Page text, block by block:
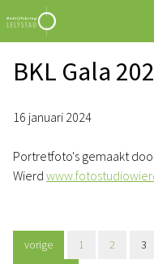
BKL Gala
16 januari 2024
Portretfoto's gemaakt
Wierd
vorige 1 2 3